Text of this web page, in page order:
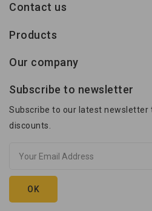
Contact us
Products
Our company
Subscribe to newsletter
Subscribe to our latest newsletter
discounts.